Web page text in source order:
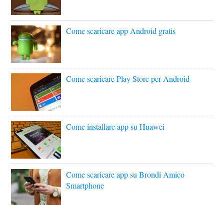
Come scaricare app Android gratis
Come scaricare Play Store per Android
Come installare app su Huawei
Come scaricare app su Brondi Amico
Smartphone